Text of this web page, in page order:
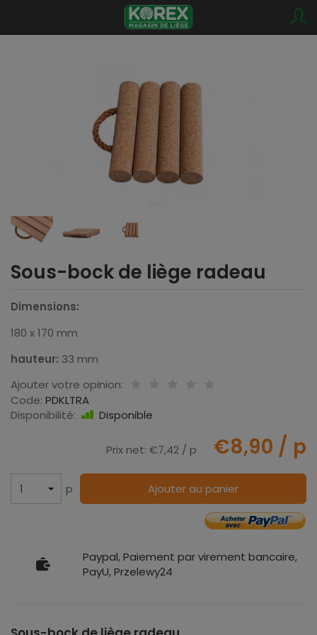
Sous-bock de liège radeau
Dimensions:
180 x 170 mm
hauteur: 33 mm
Ajouter votre opinion:
Code: PDKLTRA
Disponibilité:
Disponible
Prix net: €7,42 / p €8,90 / p
p Ajouter au panier
Paypal, Paiement par virement bancaire,
PayU, Przelewy24